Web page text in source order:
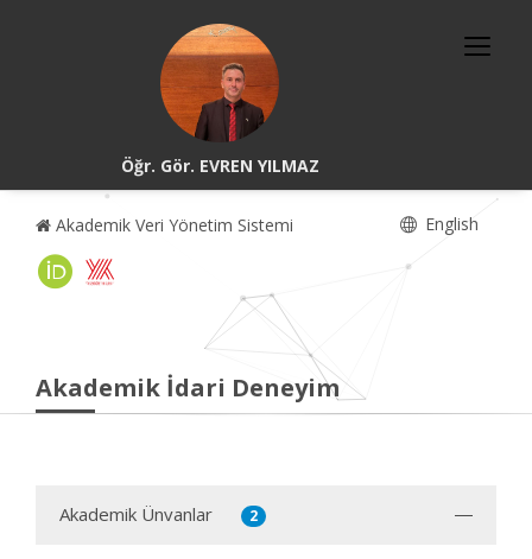
Öğr. Gör. EVREN YILMAZ
Akademik Veri Yönetim Sistemi English
Akademik İdari Deneyim
Akademik Ünvanlar 2